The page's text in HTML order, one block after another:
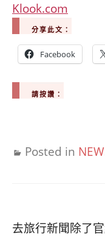
Klook.com
分享此文：
Facebook
請按讚：
Posted in
去旅行新聞除了